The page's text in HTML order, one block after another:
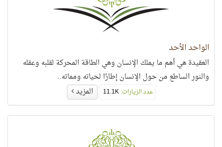
الواحد الأحد
العقيدة هي أهم ما يملك الإنسان وهي الطاقة المحركة لقلبه وعقله
والنور الساطع من حول الإنسان إطارًا لحياته ومماته..
عدد الزيارات:11.1K المزيد